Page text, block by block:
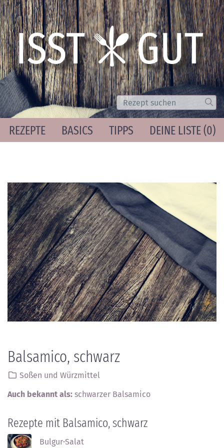
Suche Los
REZEPTE BASICS TIPPS DEINE LISTE (0)
Balsamico, schwarz
Soßen und Würzmittel
Auch bekannt als: schwarzer Balsamico
Rezepte mit Balsamico, schwarz
Bulgur-Salat